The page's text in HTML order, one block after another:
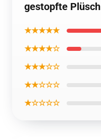
gestopfte Plüsch
★★★★★
★★★★☆
★★★☆☆
★★☆☆☆
★☆☆☆☆